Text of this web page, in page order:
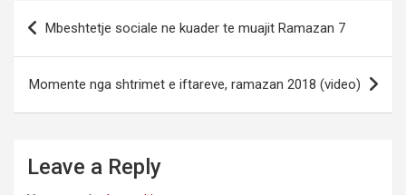
Post
navigation
Mbeshtetje sociale ne kuader te muajit Ramazan 7
Momente nga shtrimet e iftareve, ramazan 2018 (video)
Leave a Reply